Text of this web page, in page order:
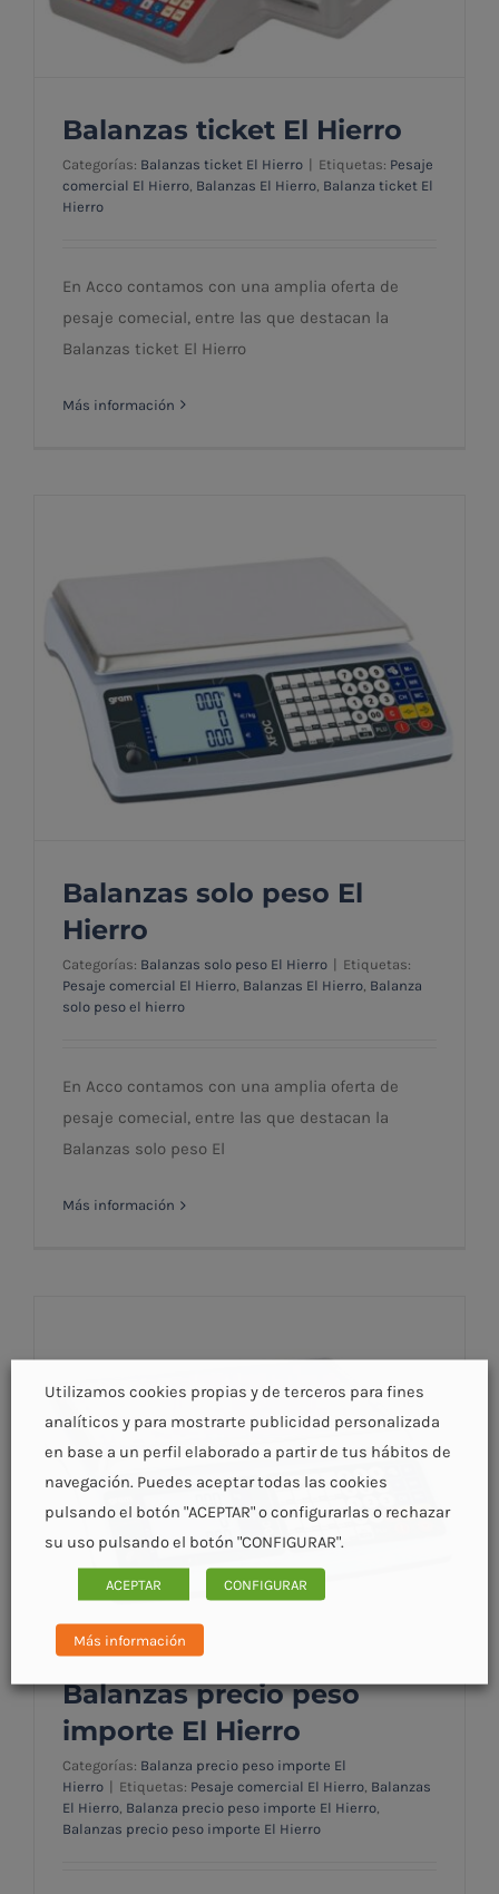
Balanzas ticket El Hierro
Categorías: Balanzas ticket El Hierro | Etiquetas: Pesaje
comercial El Hierro Balanzas El Hierro Balanza ticket El
Hierro
En Acco contamos con una amplia oferta de
pesaje comecial, entre las que destacan la
Balanzas ticket El Hierro
Más información
Balanzas solo peso El
Hierro
Categorías: Balanzas solo peso El Hierro
Etiquetas:
Pesaje comercial El Hierro, Balanzas El Hierro, Balanza
solo peso el hierro
En Acco contamos con una amplia oferta de
pesaje comecial, entre las que destacan la
Balanzas solo peso El
Más información
Balanzas precio peso importe El Hierro
Balanzas precio peso
importe El Hierro
Categorías: Balanza precio peso importe El
Hierro
Etiquetas: Pesaje comercial El Hierro, Balanzas
El Hierro, Balanza precio peso importe El Hierro,
Balanzas precio peso importe El Hierro
Utilizamos cookies propias y de terceros para fines
analíticos y para mostrarte publicidad personalizada
en base a un perfil elaborado a partir de tus hábitos de
navegación. Puedes aceptar todas las cookies
pulsando el botón "ACEPTAR" o configurarlas o rechazar
su uso pulsando el botón "CONFIGURAR".
ACEPTAR CONFIGURAR
Más información